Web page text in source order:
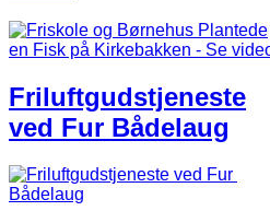
Friluftgudstjeneste
ved ​Fur ​Bådelaug